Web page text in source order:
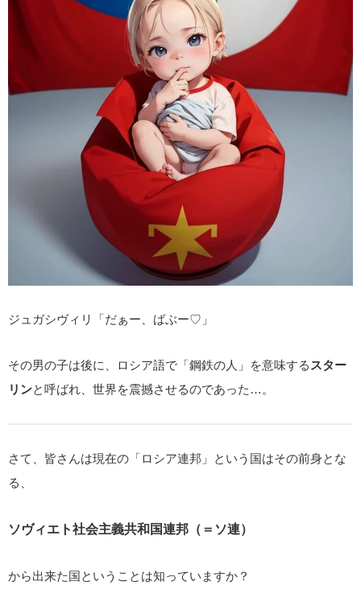
ジュガシヴィリ「だぁー、ばぶー♡」
その男の子は後に、ロシア語で「鋼鉄の人」を意味する スター
リンと呼ばれ、世界を震撼させるのであった…。
さて、皆さんは現在の「ロシア連邦」という国はその前身とな
る、
ソヴィエト社会主義共和国連邦（＝ソ連）
から出来た国ということは知っていますか？